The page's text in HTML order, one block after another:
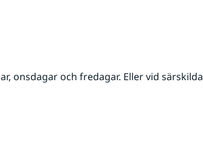
onsdagar och fredagar. Eller vid särskilda